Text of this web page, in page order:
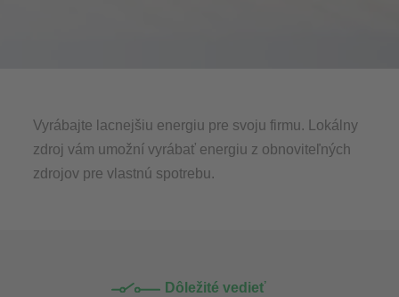
Vyrábajte lacnejšiu energiu pre svoju firmu. Lokálny
zdroj vám umožní vyrábať energiu z obnoviteľných
zdrojov pre vlastnú spotrebu.
Dôležité vedieť